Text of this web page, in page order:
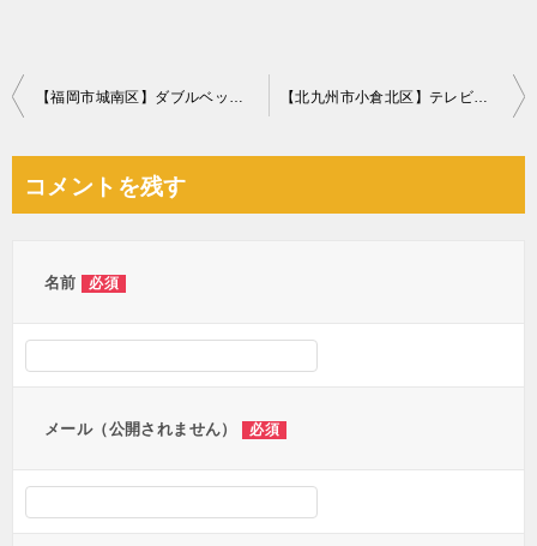
投
ビ
【福岡市城南区】ダブルベッドフレーム、家庭ごみ、植木鉢の回収・処分 お客様の声 【北九州市小倉北区】テレビ台、ファンヒーター、扇風機等の回収・処分 お客様の声
コメントを残す
名前 必須
メール（公開されません） 必須